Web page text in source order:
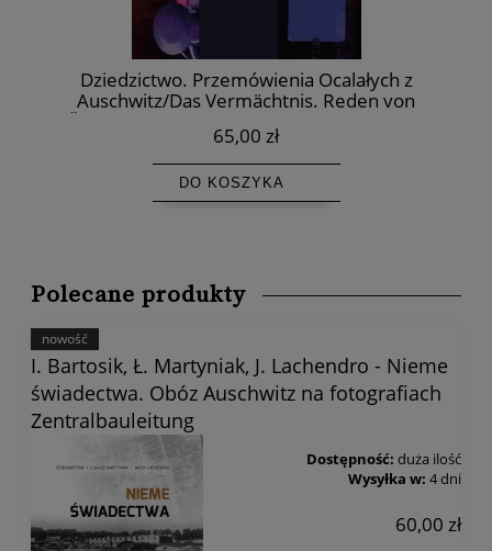
Dziedzictwo. Przemówienia Ocalałych z
Auschwitz/Das Vermächtnis. Reden von
Überlebenden von Auschwitz/The Legacy.
65,00 zł
DO KOSZYKA
Polecane produkty
I. Bartosik, Ł. Martyniak, J. Lachendro - Nieme
świadectwa. Obóz Auschwitz na fotografiach
Zentralbauleitung
Dostępność: duża ilość
Wysyłka w: 4 dni
60,00 zł
nowość